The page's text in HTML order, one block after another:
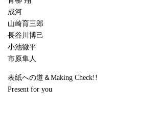
成河
山崎育三郎
長谷川博己
小池徹平
市原隼人
表紙への道＆Making Check!!
Present for you